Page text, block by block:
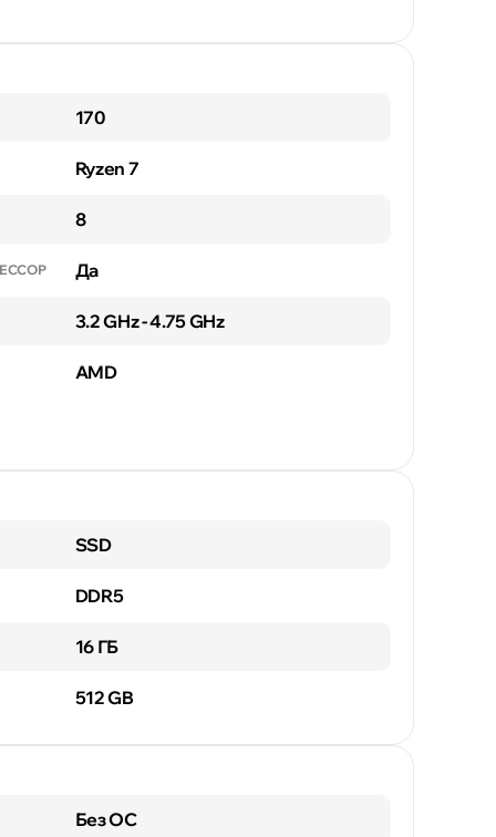
170
Ryzen 7
8
Да
3.2 GHz - 4.75 GHz
AMD
SSD
DDR5
16 ГБ
512 GB
Без ОС